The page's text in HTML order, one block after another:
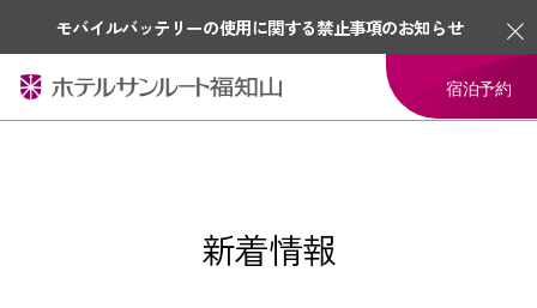
モバイルバッテリーの使用に関する禁止事項のお知らせ
宿泊予約
新着情報